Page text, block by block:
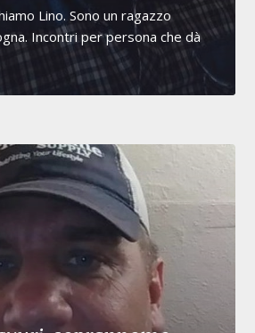
Lino. Sono un ragazzo
Incontri per persona che dà